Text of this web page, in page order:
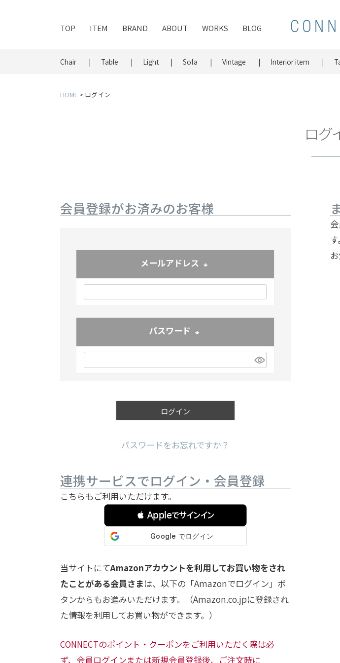
TOP ITEM BRAND ABOUT WORKS BLOG
Chair Table Light Sofa Vintage Interior item
HOME ログイン
ログ
会員登録がお済みのお客様
メールアドレス
(必須)
パスワード
(必須)
ログイン
パスワードをお忘れですか？
連携サービスでログイン・会員登録
こちらもご利用いただけます。
 Appleでサインイン
当サイトにてAmazonアカウントを利用してお買い物をされ
たことがある会員さまは、以下の「Amazonでログイン」ボ
タンからもお進みいただけます。（Amazon.co.jpに登録され
た情報を利用してお買い物ができます。）
CONNECTのポイント・クーポンをご利用いただく際は必
ず、会員ログインまたは新規会員登録後、ご注文時に
す。